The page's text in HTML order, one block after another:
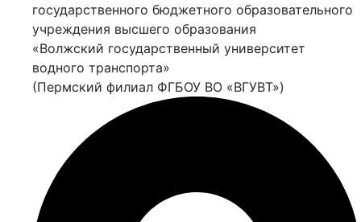
государственного бюджетного образовательного
учреждения высшего образования
«Волжский государственный университет
водного транспорта»
(Пермский филиал ФГБОУ ВО «ВГУВТ»)